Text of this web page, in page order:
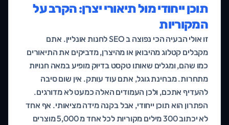
תוכן ייחודי מול תיאורי יצרן: הקרב על
המקוריות
זו אולי הבעיה הכי נפוצה ב SEO לחנות אונליין. אתם
מקבלים קטלוג מהיבואן או מהיצרן, מדביקים את התיאורים
כמו שהם, ומגלים שאותו טקסט בדיוק מופיע במאה חנויות
מתחרות. מבחינת גוגל, אתם עוד עותק. אין שום סיבה
להעדיף אתכם, ולכן העמודים האלה כמעט לא מדורגים.
הפתרון הוא תוכן ייחודי, אבל בקנה מידה מציאותי. אף אחד
לא יכתוב 300 מילים מקוריות לכל אחד מ 5,000 מוצרים